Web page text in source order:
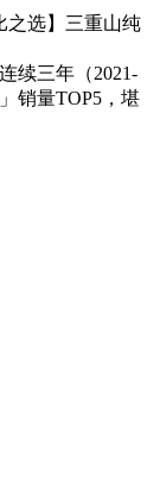
之选】三重山纯
续三年（2021-
销量TOP5，堪